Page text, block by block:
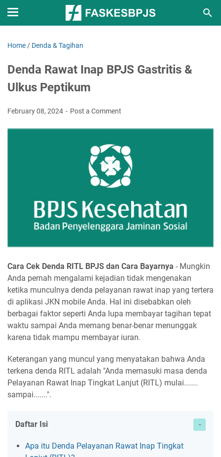
Home / Denda & Tagihan
Denda Rawat Inap BPJS Gastritis &
Ulkus Peptikum
February 08, 2024 Post a Comment
Cara Cek Denda RITL BPJS dan Cara Bayarnya - Mungkin
Anda pernah mengalami kejadian tidak mengenakan
ketika munculnya denda pelayanan rawat inap yang tertera
di aplikasi JKN mobile Anda. Hal ini disebabkan oleh
berbagai faktor seperti Anda lupa membayar tagihan tepat
waktu sampai Anda memang benar-benar menunggak
karena tidak mampu membayar iuran.
Keterangan yang muncul yang menyatakan bahwa Anda
terkena denda RITL adalah "Anda memasuki masa denda
Pelayanan Rawat Inap Tingkat Lanjut (RITL) mulai.......
sampai.......".
Daftar Isi
Apa itu Denda Pelayanan Rawat Inap Tingkat